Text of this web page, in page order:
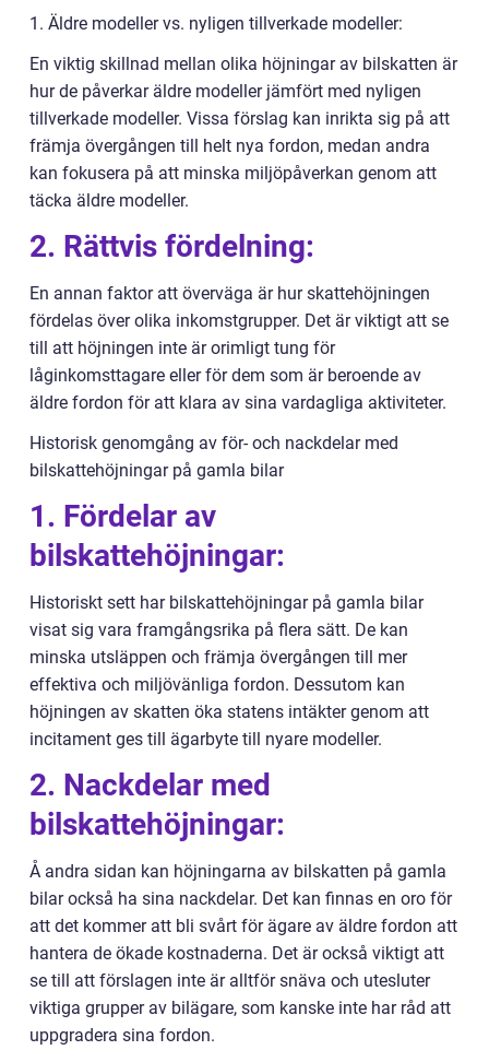
1. Äldre modeller vs. nyligen tillverkade modeller:
En viktig skillnad mellan olika höjningar av bilskatten är
hur de påverkar äldre modeller jämfört med nyligen
tillverkade modeller. Vissa förslag kan inrikta sig på att
främja övergången till helt nya fordon, medan andra
kan fokusera på att minska miljöpåverkan genom att
täcka äldre modeller.
2. Rättvis fördelning:
En annan faktor att överväga är hur skattehöjningen
fördelas över olika inkomstgrupper. Det är viktigt att se
till att höjningen inte är orimligt tung för
låginkomsttagare eller för dem som är beroende av
äldre fordon för att klara av sina vardagliga aktiviteter.
Historisk genomgång av för- och nackdelar med
bilskattehöjningar på gamla bilar
1. Fördelar av
bilskattehöjningar:
Historiskt sett har bilskattehöjningar på gamla bilar
visat sig vara framgångsrika på flera sätt. De kan
minska utsläppen och främja övergången till mer
effektiva och miljövänliga fordon. Dessutom kan
höjningen av skatten öka statens intäkter genom att
incitament ges till ägarbyte till nyare modeller.
2. Nackdelar med
bilskattehöjningar:
Å andra sidan kan höjningarna av bilskatten på gamla
bilar också ha sina nackdelar. Det kan finnas en oro för
att det kommer att bli svårt för ägare av äldre fordon att
hantera de ökade kostnaderna. Det är också viktigt att
se till att förslagen inte är alltför snäva och utesluter
viktiga grupper av bilägare, som kanske inte har råd att
uppgradera sina fordon.